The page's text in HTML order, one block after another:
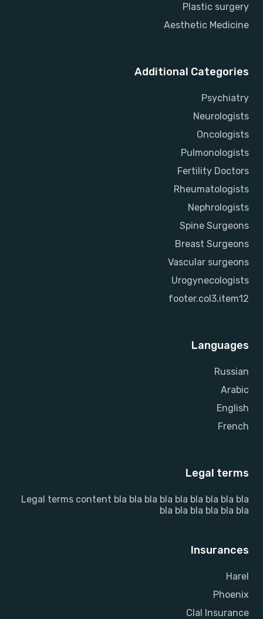
Plastic surgery
Aesthetic Medicine
Additional Categories
Psychiatry
Neurologists
Oncologists
Pulmonologists
Fertility Doctors
Rheumatologists
Nephrologists
Spine Surgeons
Breast Surgeons
Vascular surgeons
Urogynecologists
footer.col3.item12
Languages
Russian
Arabic
English
French
Legal terms
Legal terms content bla bla bla bla bla bla bla bla bla
bla bla bla bla bla bla
Insurances
Harel
Phoenix
Clal Insurance